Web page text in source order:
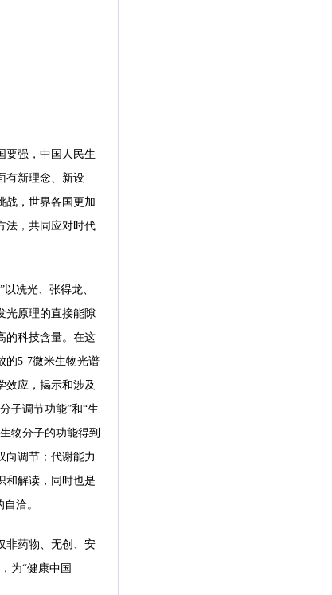
要强，中国人民生
有新理念、新设
战，世界各国更加
法，共同应对时代
冼光、张得龙、
光原理的直接能隙
的科技含量。在这
的5-7微米生物光谱
效应，揭示和涉及
子调节功能”和“生
物分子的功能得到
向调节；代谢能力
和解读，同时也是
洽。
非药物、无创、安
为“健康中国